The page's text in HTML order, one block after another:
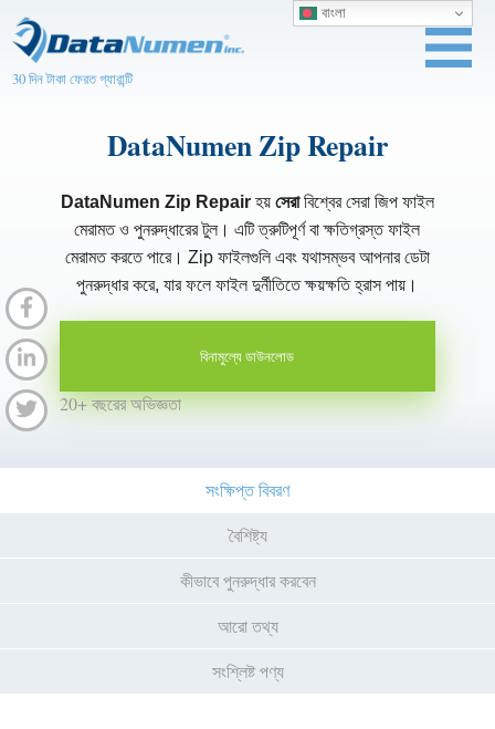
30 দিন টাকা ফেরত গ্যারান্টি
DataNumen Zip Repair
DataNumen Zip Repairহয় সেরাবিশ্বের সেরা জিপ ফাইল
মেরামত ও পুনরুদ্ধারের টুল। এটি ত্রুটিপূর্ণ বা ক্ষতিগ্রস্ত ফাইল
মেরামত করতে পারে। Zip ফাইলগুলি এবং যথাসম্ভব আপনার ডেটা
পুনরুদ্ধার করে, যার ফলে ফাইল দুর্নীতিতে ক্ষয়ক্ষতি হ্রাস পায়।
বিনামুল্যে ডাউনলোড
20+ বছরের অভিজ্ঞতা
সংক্ষিপ্ত বিবরণ
বৈশিষ্ট্য
কীভাবে পুনরুদ্ধার করবেন
আরো তথ্য
সংশ্লিষ্ট পণ্য
বাংলা